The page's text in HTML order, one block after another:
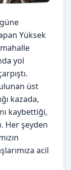
Yüksek
yol
üst
kazada,
kaybettiği,
Her şeyden
acil